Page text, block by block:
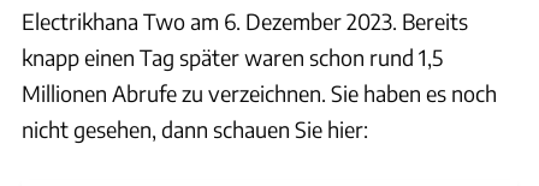
Electrikhana Two am 6. Dezember 2023. Bereits
knapp einen Tag später waren schon rund 1,5
Millionen Abrufe zu verzeichnen. Sie haben es noch
nicht gesehen, dann schauen Sie hier: